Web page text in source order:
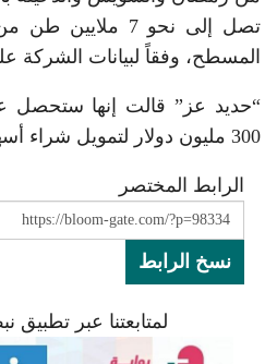
تصل إلى نحو 7
المسطح، وفقاً لبيانات الشركة
“حديد عز” قالت إنها ستحصل
300 مليون دولار لتمويل شراء أسهمها.
الرابط المختصر
نسخ الرابط
لمتابعتنا عبر تطبيق